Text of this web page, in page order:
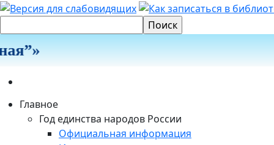
Главное
Год единства народов России
Официальная информация